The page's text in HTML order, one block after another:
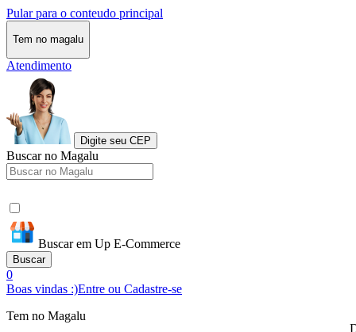
Pular para o conteudo principal
Tem no magalu
Atendimento
Digite seu CEP
Buscar no Magalu
Buscar em Up E-Commerce
Buscar
0
Boas vindas :)Entre ou Cadastre-se
Tem no Magalu